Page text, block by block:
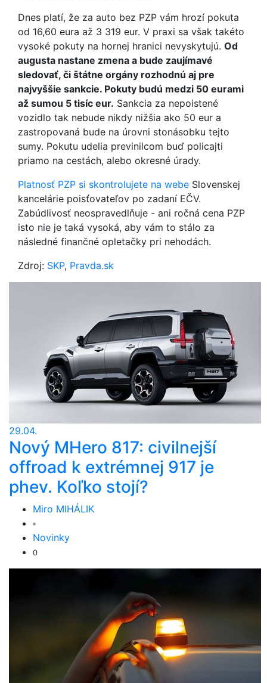
Dnes platí, že za auto bez PZP vám hrozí pokuta
od 16,60 eura až 3 319 eur. V praxi sa však takéto
vysoké pokuty na hornej hranici nevyskytujú. Od
augusta nastane zmena a bude zaujímavé
sledovať, či štátne orgány rozhodnú aj pre
najvyššie sankcie. Pokuty budú medzi 50 eurami
až sumou 5 tisíc eur. Sankcia za nepoistené
vozidlo tak nebude nikdy nižšia ako 50 eur a
zastropovaná bude na úrovni stonásobku tejto
sumy. Pokutu udelia previnilcom buď policajti
priamo na cestách, alebo okresné úrady.
Platnosť PZP si skontrolujete na webe Slovenskej
kancelárie poisťovateľov po zadaní EČV.
Zabúdlivosť neospravedlňuje - ani ročná cena PZP
isto nie je taká vysoká, aby vám to stálo za
následné finančné opletačky pri nehodách.
Zdroj: SKP, Pravda.sk
29.04.
Nový MHero 817: civilnejší
offroad k extrémnej 917 je
phev. Koľko stojí?
Miro MIHÁLIK
Novinky
0